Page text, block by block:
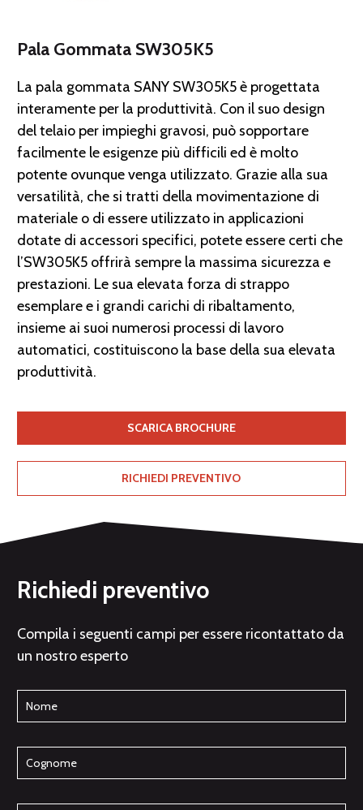
Pala Gommata SW305K5
La pala gommata SANY SW305K5 è progettata
interamente per la produttività. Con il suo design
del telaio per impieghi gravosi, può sopportare
facilmente le esigenze più difficili ed è molto
potente ovunque venga utilizzato. Grazie alla sua
versatilità, che si tratti della movimentazione di
materiale o di essere utilizzato in applicazioni
dotate di accessori specifici, potete essere certi che
l’SW305K5 offrirà sempre la massima sicurezza e
prestazioni. Le sua elevata forza di strappo
esemplare e i grandi carichi di ribaltamento,
insieme ai suoi numerosi processi di lavoro
automatici, costituiscono la base della sua elevata
produttività.
SCARICA BROCHURE
RICHIEDI PREVENTIVO
Richiedi preventivo
Compila i seguenti campi per essere ricontattato da
un nostro esperto